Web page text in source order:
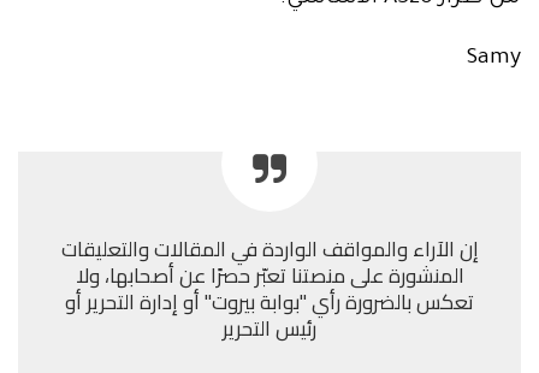
Samy
إن الآراء والمواقف الواردة في المقالات والتعليقات
المنشورة على منصتنا تعبّر حصرًا عن أصحابها، ولا
تعكس بالضرورة رأي "بوابة بيروت" أو إدارة التحرير أو
رئيس التحرير